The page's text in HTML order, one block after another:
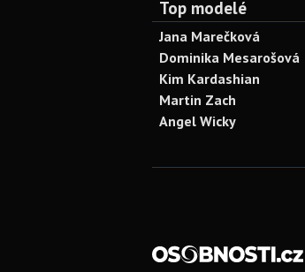
Top modelé
Jana Marečková
Dominika Mesarošová
Kim Kardashian
Martin Zach
Angel Wicky